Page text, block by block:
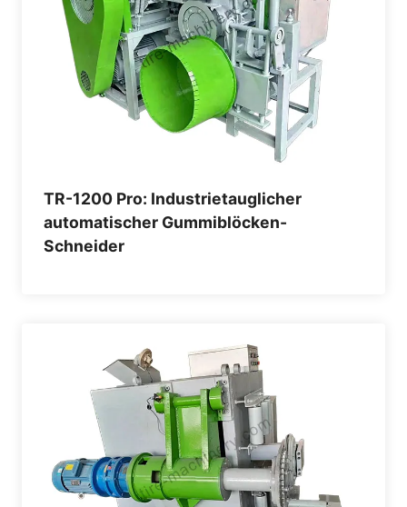
TR-1200 Pro: Industrietauglicher
automatischer Gummiblöcken-
Schneider